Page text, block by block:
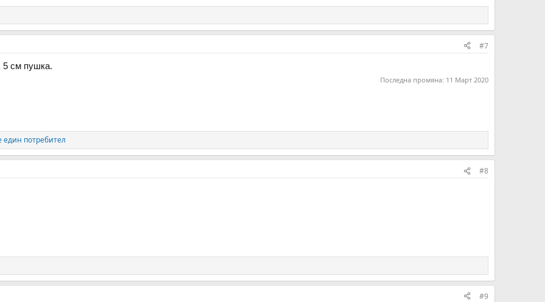
#7
5 см пушка.
Последна промяна: 11 Март 2020
един потребител
#8
#9